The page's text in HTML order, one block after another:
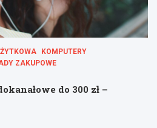
KOMPUTERY
ZAKUPOWE
do 300 zł –